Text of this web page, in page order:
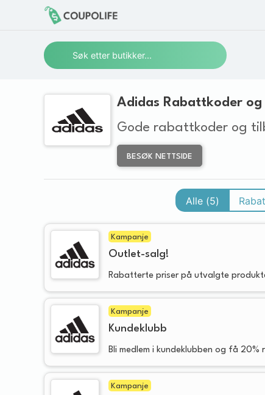
Adidas Rabattkoder og
Gode rabattkoder og
BESØK NETTSIDE
Alle (5)
Kampanje
Outlet-salg!
Rabatterte priser på utvalgte
Kampanje
Kundeklubb
Bli medlem i kundeklubben og få
Kampanje